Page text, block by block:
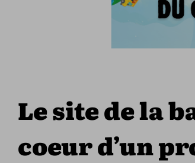
Le site de la
coeur d’un